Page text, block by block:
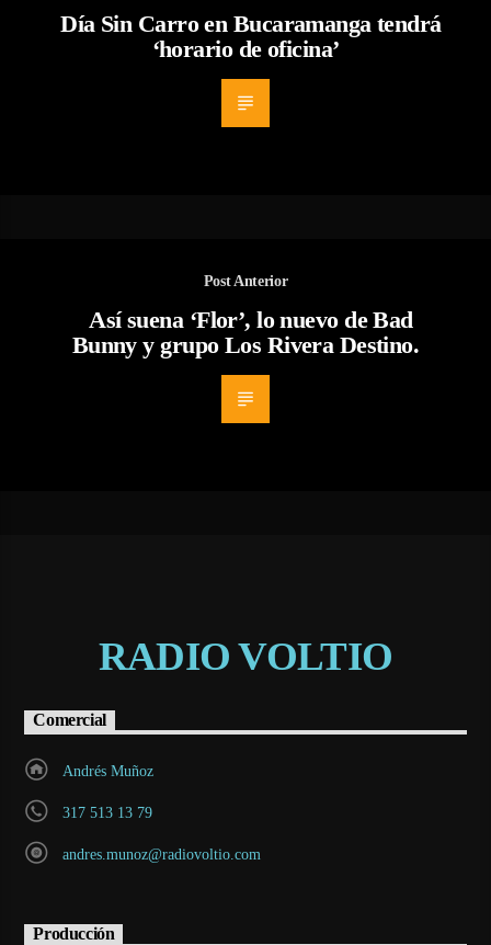
Día Sin Carro en Bucaramanga tendrá
‘horario de oficina’
Post Anterior
Así suena ‘Flor’, lo nuevo de Bad
Bunny y grupo Los Rivera Destino.
RADIO VOLTIO
Comercial
Andrés Muñoz
317 513 13 79
andres.munoz@radiovoltio.com
Producción